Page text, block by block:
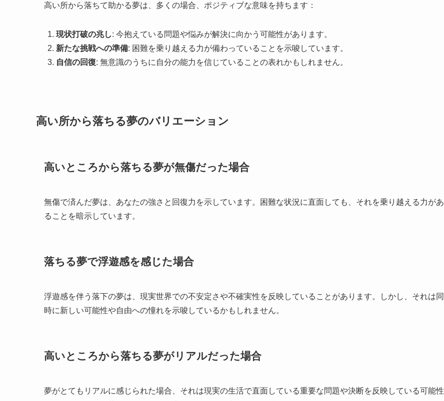
高い所から落ちて助かる夢は、多くの場合、ポジティブな意味を持ちます：
現状打破の兆し: 今抱えている問題や悩みが解決に向かう可能性があります。
新たな挑戦への準備: 困難を乗り越える力が備わっていることを示唆しています。
自信の回復: 無意識のうちに自分の能力を信じていることの表れかもしれません。
高い所から落ちる夢のバリエーション
高いところから落ちる夢が無傷だった場合
無傷で済んだ夢は、あなたの強さと回復力を示しています。困難な状況に直面しても、それを乗り越える力があ
ることを暗示しています。
落ちる夢で浮遊感を感じた場合
浮遊感を伴う落下の夢は、現実世界での不安定さや不確実性を反映していることがあります。しかし、それは同
時に新しい可能性や自由への憧れを示唆しているかもしれません。
高いところから落ちる夢がリアルだった場合
夢がとてもリアルに感じられた場合、それは現実の生活で直面している重要な問題や決断を反映している可能性